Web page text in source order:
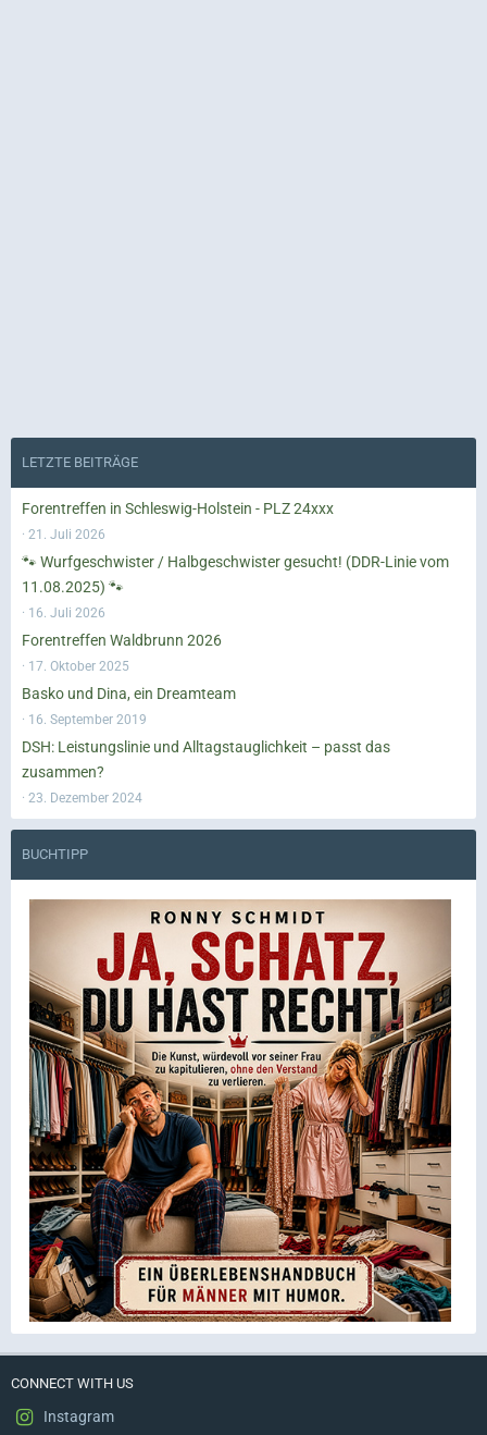
LETZTE BEITRÄGE
Forentreffen in Schleswig-Holstein - PLZ 24xxx
21. Juli 2026
🐾 Wurfgeschwister / Halbgeschwister gesucht! (DDR-Linie vom
11.08.2025) 🐾
16. Juli 2026
Forentreffen Waldbrunn 2026
17. Oktober 2025
Basko und Dina, ein Dreamteam
16. September 2019
DSH: Leistungslinie und Alltagstauglichkeit – passt das
zusammen?
23. Dezember 2024
BUCHTIPP
CONNECT WITH US
Instagram